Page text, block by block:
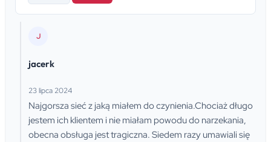
J
jacerk
23 lipca 2024
Najgorsza sieć z jaką miałem do czynienia.Chociaż długo
jestem ich klientem i nie miałam powodu do narzekania,
obecna obsługa jest tragiczna. Siedem razy umawiali się